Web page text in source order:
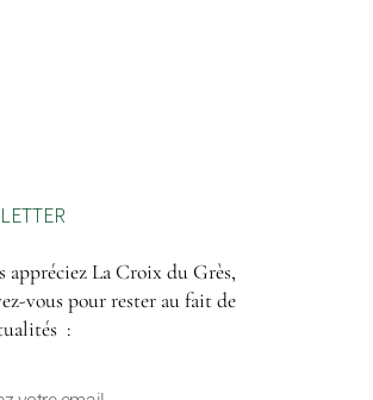
appréciez La Croix du Grès,
vous pour rester au fait de
: